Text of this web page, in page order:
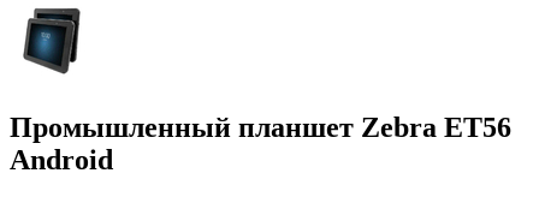
Промышленный планшет Zebra ET56
Android